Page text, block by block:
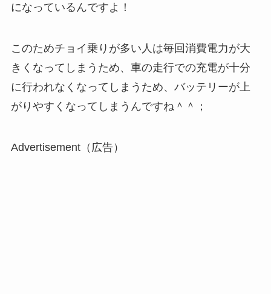
になっているんですよ！
このためチョイ乗りが多い人は毎回消費電力が大
きくなってしまうため、車の走行での充電が十分
に行われなくなってしまうため、バッテリーが上
がりやすくなってしまうんですね＾＾；
Advertisement（広告）